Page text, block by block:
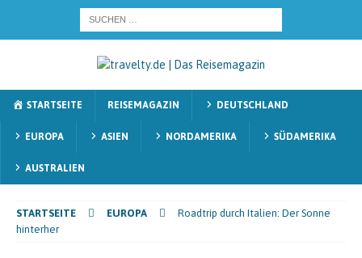
STARTSEITE REISEMAGAZIN DEUTSCHLAND
EUROPA ASIEN NORDAMERIKA SÜDAMERIKA
AUSTRALIEN
STARTSEITE EUROPA
Roadtrip durch Italien: Der Sonne
hinterher